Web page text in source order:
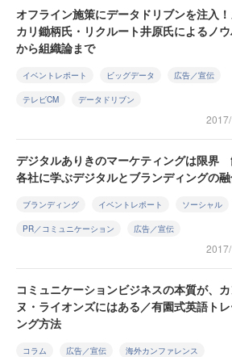
オフライン施策にデータドリブンを注入
カリ鋤柄氏・リクルート井原氏によるノ
から組織論まで
イベントレポート ビッグデータ 広告／宣伝
テレビCM データドリブン
デジタルありきのマーケティングは限界
各社に学ぶデジタルとブランディングの
ブランディング イベントレポート ソーシャル
PR／コミュニケーション 広告／宣伝
コミュニケーションビジネスの本質が、
ヌ・ライオンズにはある／有園式英語ト
ング方法
コラム 広告／宣伝 海外カンファレンス